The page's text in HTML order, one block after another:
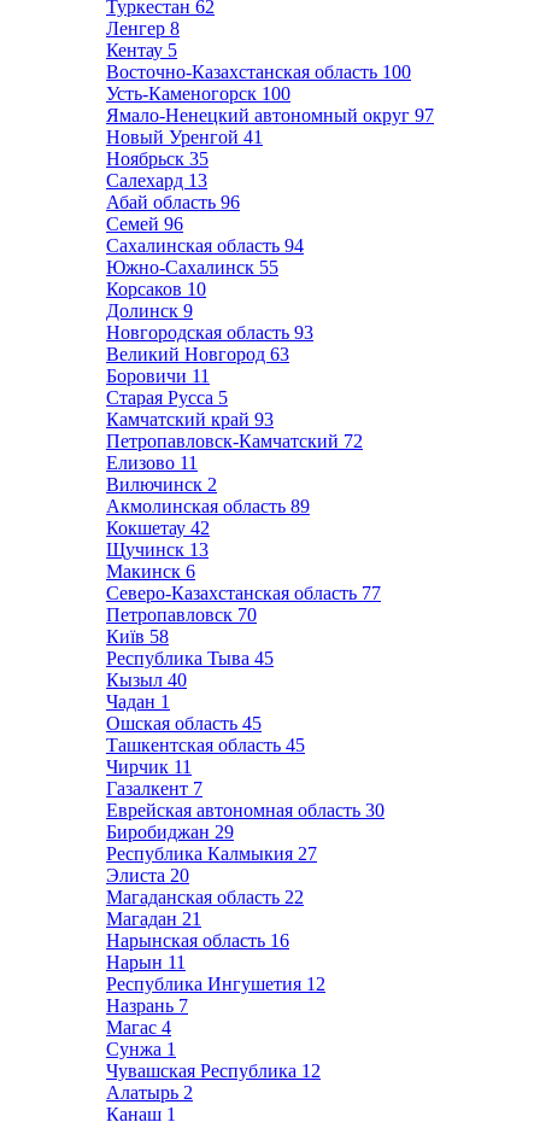
Туркестан 62
Ленгер 8
Кентау 5
Восточно-Казахстанская область 100
Усть-Каменогорск 100
Ямало-Ненецкий автономный округ 97
Новый Уренгой 41
Ноябрьск 35
Салехард 13
Абай область 96
Семей 96
Сахалинская область 94
Южно-Сахалинск 55
Корсаков 10
Долинск 9
Новгородская область 93
Великий Новгород 63
Боровичи 11
Старая Русса 5
Камчатский край 93
Петропавловск-Камчатский 72
Елизово 11
Вилючинск 2
Акмолинская область 89
Кокшетау 42
Щучинск 13
Макинск 6
Северо-Казахстанская область 77
Петропавловск 70
Київ 58
Республика Тыва 45
Кызыл 40
Чадан 1
Ошская область 45
Ташкентская область 45
Чирчик 11
Газалкент 7
Еврейская автономная область 30
Биробиджан 29
Республика Калмыкия 27
Элиста 20
Магаданская область 22
Магадан 21
Нарынская область 16
Нарын 11
Республика Ингушетия 12
Назрань 7
Магас 4
Сунжа 1
Чувашская Республика 12
Алатырь 2
Канаш 1